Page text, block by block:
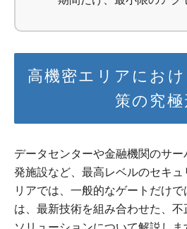
高機密エリアにお
策の究極
データセンターや金融機関のサ
発施設など、最高レベルのセキ
リアでは、一般的なゲートだけ
は、最新技術を組み合わせた、